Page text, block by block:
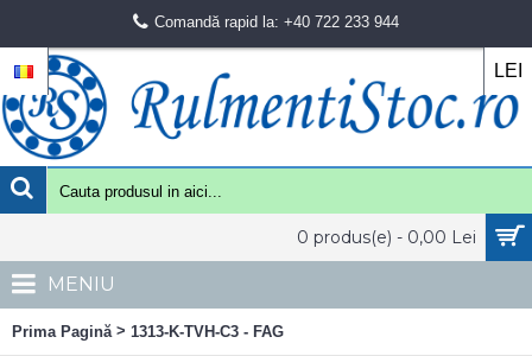
Comandă rapid la: +40 722 233 944
LEI
0 produs(e) - 0,00 Lei
MENIU
Prima Pagină > 1313-K-TVH-C3 - FAG